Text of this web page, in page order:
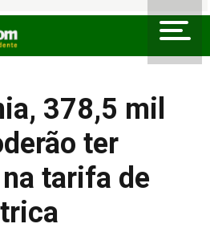
378,5 mil
ter
tarifa de